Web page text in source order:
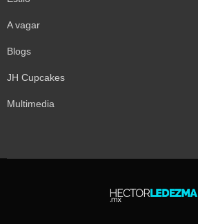
A vagar
Blogs
JH Cupcakes
Multimedia